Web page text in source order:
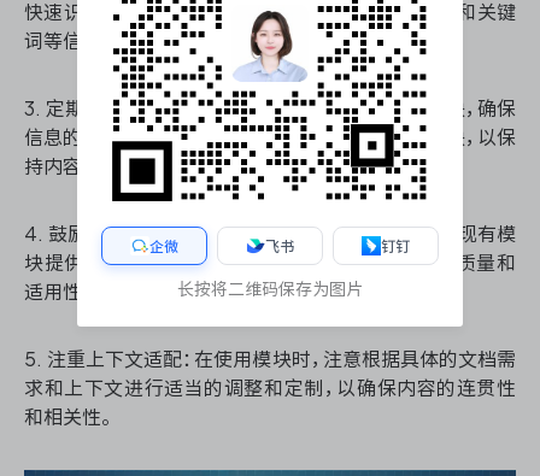
快速识别和检索。例如，可以包含模块类型、版本号和关键
词等信息。
3. 定期更新内容库：定期审核和更新内容库中的模块，确保
信息的准确性和时效性。删除过时或不再使用的模块，以保
持内容库的精简和高效。
4. 鼓励反馈和改进：建立一个机制，允许团队成员对现有模
块提供反馈和改进建议。这有助于持续优化模块的质量和
适用性。
5. 注重上下文适配：在使用模块时，注意根据具体的文档需
求和上下文进行适当的调整和定制，以确保内容的连贯性
和相关性。
企微 飞书 钉钉
长按将二维码保存为图片